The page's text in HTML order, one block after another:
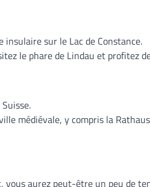
sur le Lac de Constance.
le phare de Lindau et profitez
médiévale, y compris la
vous aurez peut-être un peu de